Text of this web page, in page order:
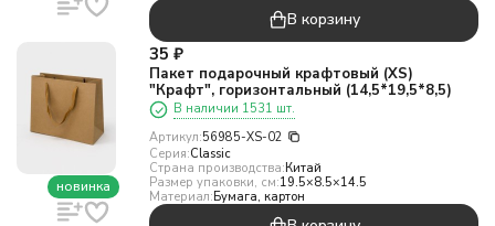
В корзину
новинка
35 ₽
Пакет подарочный крафтовый (XS)
"Крафт", горизонтальный (14,5*19,5*8,5)
В наличии 1531 шт.
Артикул:56985-XS-02
Серия:Classic
Страна производства:Китай
Размер упаковки, см:19.5×8.5×14.5
Материал:Бумага, картон